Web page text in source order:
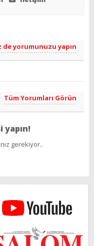
de yorumunuzu yapın
Tüm Yorumları Görün
yapın!
gerekiyor..